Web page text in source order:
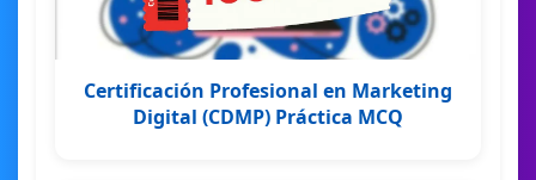
Certificación Profesional en Marketing
Digital (CDMP) Práctica MCQ